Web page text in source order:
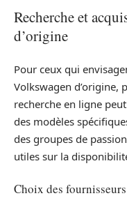
Recherche et
d’origine
Pour ceux qui
Volkswagen d’origine,
recherche en ligne
des modèles
des groupes de
utiles sur la
Choix des fournisseurs